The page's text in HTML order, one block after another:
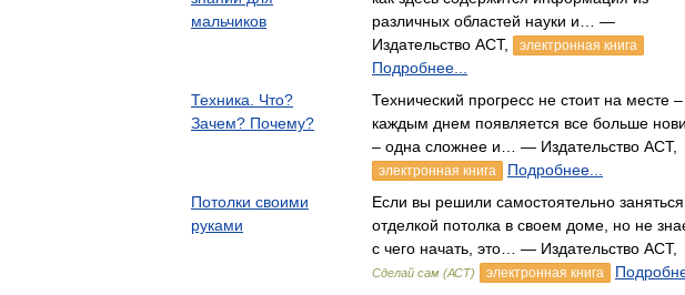
мальчиков
различных областей науки и… —
Издательство АСТ,
электронная книга
Подробнее...
Техника. Что?
Зачем? Почему?
Технический прогресс не стоит на месте
каждым днем появляется все больше
– одна сложнее и… — Издательство АСТ,
электронная книга Подробнее...
Потолки своими
руками
Если вы решили самостоятельно заняться
отделкой потолка в своем доме, но не
с чего начать, это… — Издательство АСТ,
Сделай сам (АСТ) электронная книга